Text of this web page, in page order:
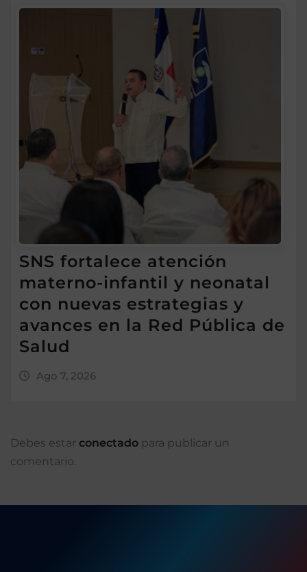
SNS fortalece atención
materno-infantil y neonatal
con nuevas estrategias y
avances en la Red Pública de
Salud
Ago 7, 2026
Debes estar conectado para publicar un
comentario.